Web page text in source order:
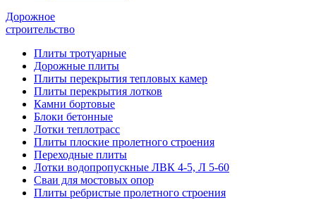
Дорожное
строительство
Плиты тротуарные
Дорожные плиты
Плиты перекрытия тепловых камер
Плиты перекрытия лотков
Камни бортовые
Блоки бетонные
Лотки теплотрасс
Плиты плоские пролетного строения
Переходные плиты
Лотки водопропускные ЛВК 4-5, Л 5-60
Сваи для мостовых опор
Плиты ребристые пролетного строения